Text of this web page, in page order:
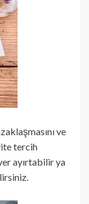
ve
tercih
ayırtabilir ya